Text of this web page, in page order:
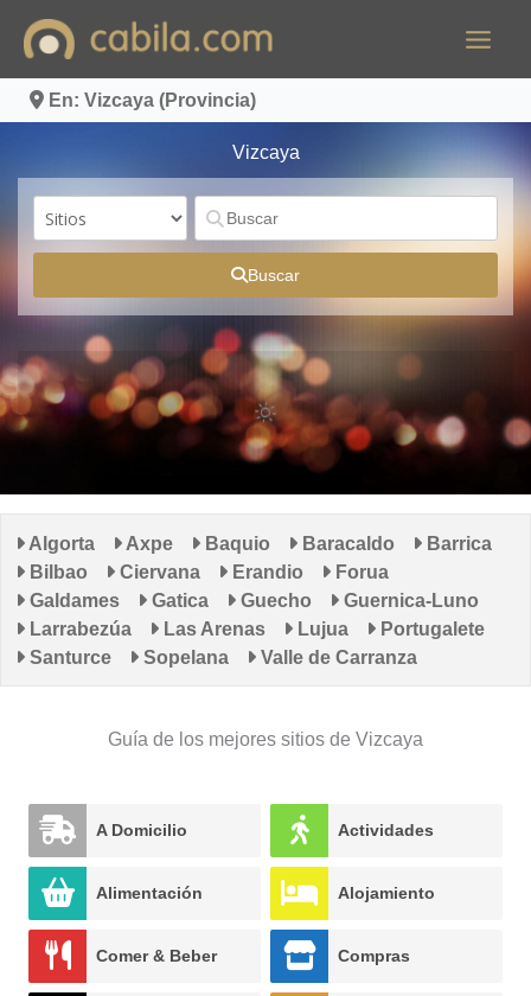
contenido
En: Vizcaya (Provincia)
Vizcaya
Buscar
Algorta Axpe Baquio Baracaldo
Barrica
Bilbao
Ciervana Erandio
Forua
Galdames
Gatica Guecho
Guernica-Luno
Larrabezúa
Las Arenas Lujua
Portugalete
Santurce
Sopelana Valle de Carranza
Guía de los mejores sitios de Vizcaya
A Domicilio Actividades
Alimentación Alojamiento
Comer & Beber Compras